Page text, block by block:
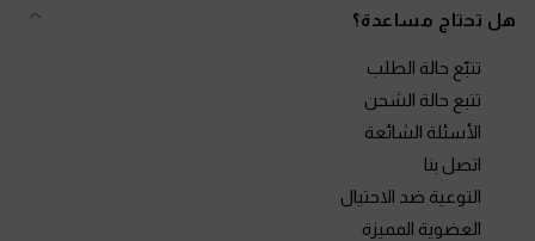
هل تحتاج مساعدة؟
تتبّع حالة الطلب
تتبع حالة الشحن
الأسئلة الشائعة
اتصل بنا
التوعية ضد الاحتيال
العضوية المميزة